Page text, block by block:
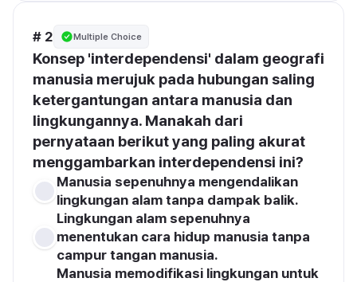
# 2 Multiple Choice
Konsep 'interdependensi' dalam geografi
manusia merujuk pada hubungan saling
ketergantungan antara manusia dan
lingkungannya. Manakah dari
pernyataan berikut yang paling akurat
menggambarkan interdependensi ini?
Manusia sepenuhnya mengendalikan
lingkungan alam tanpa dampak balik.
Lingkungan alam sepenuhnya
menentukan cara hidup manusia tanpa
campur tangan manusia.
Manusia memodifikasi lingkungan untuk